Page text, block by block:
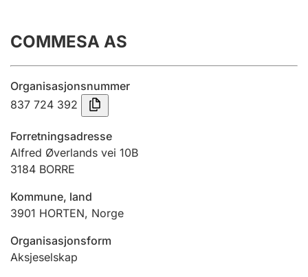
Årsregnskap
Innsending og forsinkelsesgebyr
Jeger
Ektepaktveileder
COMMESA AS
Organisasjonsnummer
837 724 392
Forretningsadresse
Alfred Øverlands vei 10B
3184 BORRE
Kommune, land
3901 HORTEN, Norge
Organisasjonsform
Aksjeselskap